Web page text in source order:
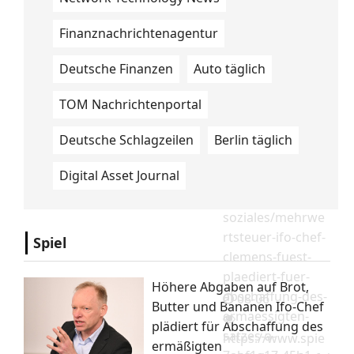
Finanznachrichtenagentur
Deutsche Finanzen Auto täglich
TOM Nachrichtenportal
Deutsche Schlagzeilen Berlin täglich
Digital Asset Journal
Spiel
Höhere Abgaben auf Brot,
Butter und Bananen Ifo-Chef
plädiert für Abschaffung des
ermäßigten
08-06
soziales/mehrwe
rtsteuer-ifo-chef-
clemens-fuest-
plaediert-fuer-
abschaffung-des-
ermaessigten-
satzes-a-
08-06
https://www.spie